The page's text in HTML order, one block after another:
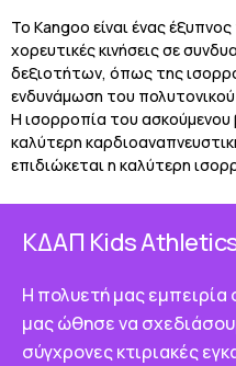
Το Kangoo είναι ένας
χορευτικές κινήσεις σε
δεξιοτήτων, όπως της
ενδυνάμωση του
Η ισορροπία του ασκούμενου
καλύτερη
επιδιώκεται η καλύτερη
ΚΔΑΠ Κids
Η πολυετή μας
μας ώθησε να
σύγχρονες κτιριακές